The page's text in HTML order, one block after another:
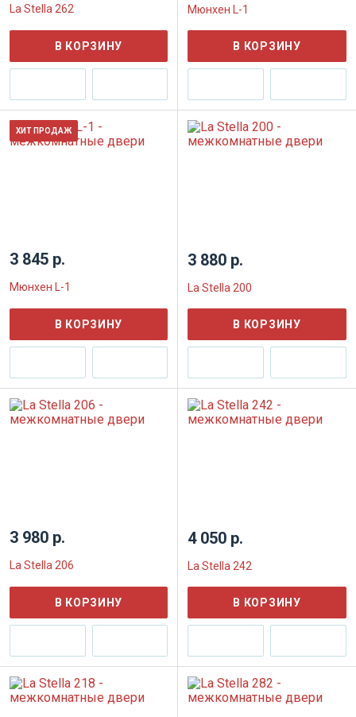
La Stella 262
В КОРЗИНУ
Мюнхен L-1
В КОРЗИНУ
3 845 р.
Мюнхен L-1
В КОРЗИНУ
ХИТ ПРОДАЖ
3 880 р.
La Stella 200
В КОРЗИНУ
3 980 р.
La Stella 206
В КОРЗИНУ
4 050 р.
La Stella 242
В КОРЗИНУ